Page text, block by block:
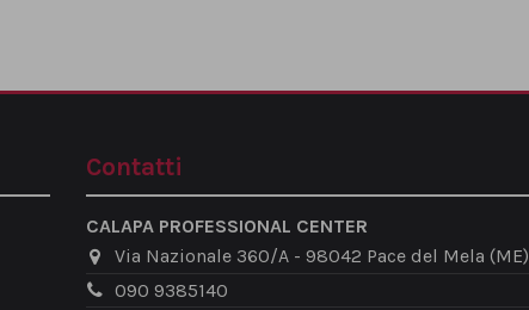
Contatti
CALAPA PROFESSIONAL CENTER
Via Nazionale 360/A - 98042 Pace del Mela (ME)
090 9385140